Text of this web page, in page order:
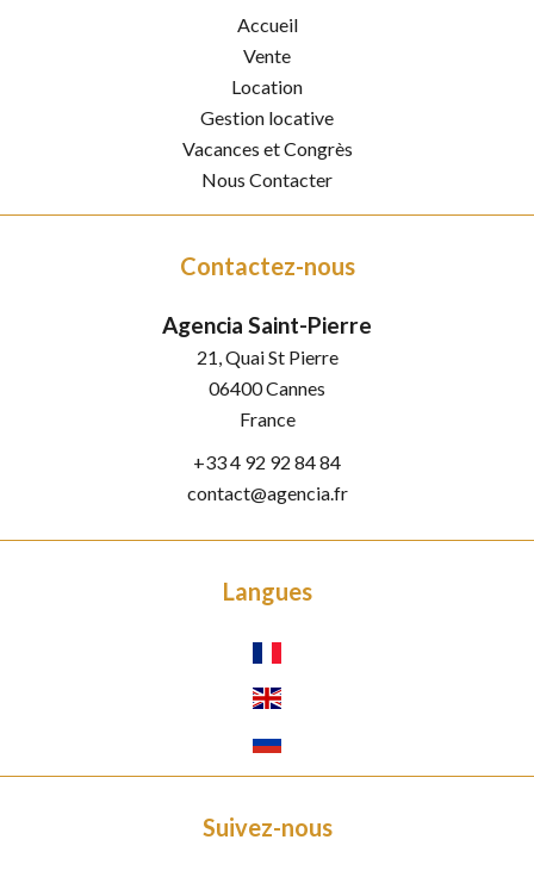
Accueil
Vente
Location
Gestion locative
Vacances et Congrès
Nous Contacter
Contactez-nous
Agencia Saint-Pierre
21, Quai St Pierre
06400Cannes
France
+33 4 92 92 84 84
contact@agencia.fr
Langues
Suivez-nous